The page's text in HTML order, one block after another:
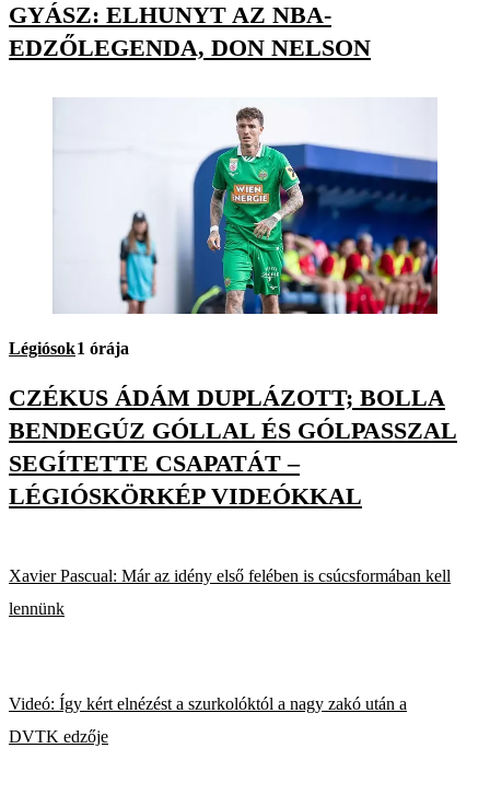
GYÁSZ: ELHUNYT AZ NBA-
EDZŐLEGENDA, DON NELSON
Légiósok1 órája
CZÉKUS ÁDÁM DUPLÁZOTT; BOLLA
BENDEGÚZ GÓLLAL ÉS GÓLPASSZAL
SEGÍTETTE CSAPATÁT –
LÉGIÓSKÖRKÉP VIDEÓKKAL
Xavier Pascual: Már az idény első felében is csúcsformában kell
lennünk
Videó: Így kért elnézést a szurkolóktól a nagy zakó után a
DVTK edzője